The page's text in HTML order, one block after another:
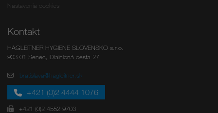
Nastavenia cookies
Kontakt
HAGLEITNER HYGIENE SLOVENSKO s.r.o.
903 01 Senec, Dialnicná cesta 27
bratislava@hagleitner.sk
+421 (0)2 4444 1076
+421 (0)2 4552 9703